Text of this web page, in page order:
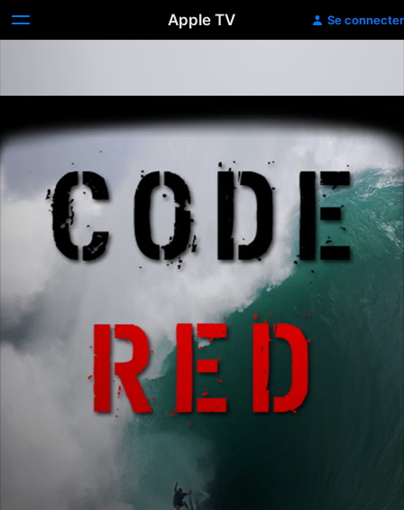
Apple TV Se connecter